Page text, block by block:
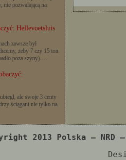
nie pozwalającą na
Hellevoetsluis
zawsze był
żeby 7 czy 15 ton
poza szyny).…
ale swoje 3 centy
ściągani nie tylko na
2013 Polska –